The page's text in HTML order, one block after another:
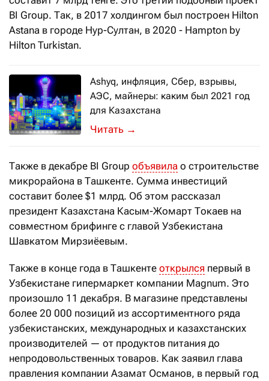
BI Group. Так, в 2017 холдингом был построен Hilton
Astana в городе Нур-Султан, в 2020 - Hampton by
Hilton Turkistan.
Ashyq, инфляция, Сбер, взрывы,
АЭС, майнеры: каким был 2021 год
для Казахстана
Forbes.kz представляет обзор
→
Также в декабре BI Group объявила о строительстве
микрорайона в Ташкенте. Сумма инвестиций
составит более $1 млрд. Об этом рассказал
президент Казахстана Касым-Жомарт Токаев на
совместном брифинге с главой Узбекистана
Шавкатом Мирзиёевым.
Также в конце года в Ташкенте открылся первый в
Узбекистане гипермаркет компании Magnum. Это
произошло 11 декабря. В магазине представлены
более 20 000 позиций из ассортиментного ряда
узбекистанских, международных и казахстанских
производителей — от продуктов питания до
непродовольственных товаров. Как заявил глава
правления компании Азамат Османов, в первый год